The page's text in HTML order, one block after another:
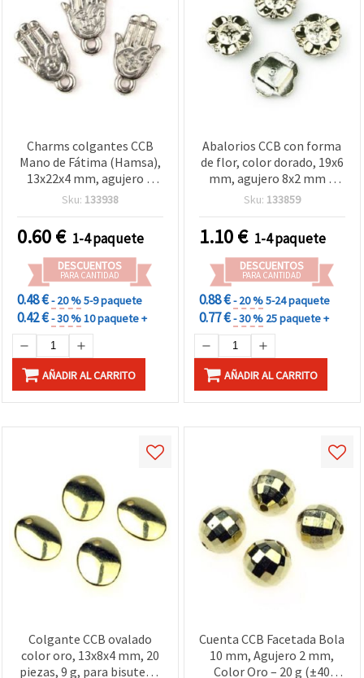
Charms colgantes CCB
Mano de Fátima (Hamsa),
13x22x4 mm, agujero 2
mm, color plata - 10 uds
Sku: 133938
0.60€ 1-4 paquete
DESCUENTOS
PARA CANTIDAD
0.48 €- 20 %5-9 paquete
0.42 €- 30 %10 paquete +
AÑADIR AL CARRITO
Abalorios CCB con forma
de flor, color dorado, 19x6
mm, agujero 8x2 mm –
Pack de 20 uds
Sku: 133859
1.10€ 1-4 paquete
DESCUENTOS
PARA CANTIDAD
0.88 €- 20 %5-24 paquete
0.77 €- 30 % 25 paquete +
AÑADIR AL CARRITO
Colgante CCB ovalado
color oro, 13x8x4 mm, 20
piezas, 9 g, para bisutería
Cuenta CCB Facetada Bola
10 mm, Agujero 2 mm,
Color Oro – 20 g (±40